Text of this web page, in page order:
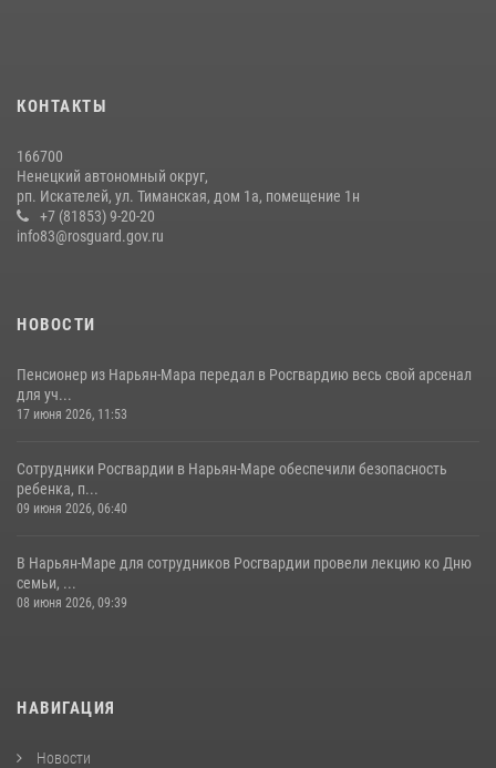
КОНТАКТЫ
166700
Ненецкий автономный округ,
рп. Искателей, ул. Тиманская, дом 1а, помещение 1н
+7 (81853) 9-20-20
info83@rosguard.gov.ru
НОВОСТИ
Пенсионер из Нарьян-Мара передал в Росгвардию весь свой арсенал
для уч...
17 июня 2026, 11:53
Сотрудники Росгвардии в Нарьян-Маре обеспечили безопасность
ребенка, п...
09 июня 2026, 06:40
В Нарьян-Маре для сотрудников Росгвардии провели лекцию ко Дню
семьи, ...
08 июня 2026, 09:39
НАВИГАЦИЯ
Новости